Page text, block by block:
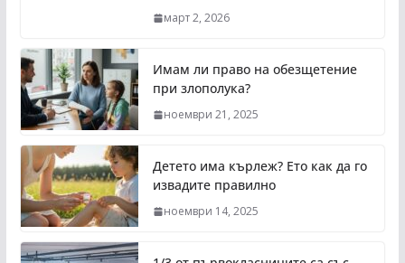
март 2, 2026
Имам ли право на обезщетение
при злополука?
ноември 21, 2025
Детето има кърлеж? Ето как да го
извадите правилно
ноември 14, 2025